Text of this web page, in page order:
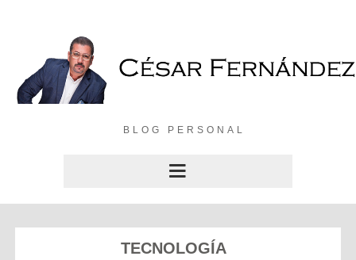
BLOG PERSONAL
TECNOLOGÍA